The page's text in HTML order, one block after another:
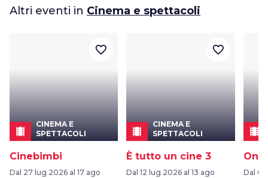
Altri eventi in Cinema e spettacoli
local_movies
CINEMA E
SPETTACOLI
Cinebimbi
Dal 27 lug 2026 al 17 ago
favorite_border
local_movies
CINEMA E
SPETTACOLI
È tutto un cine 3
Dal 12 lug 2026 al 13 ago
favorite_border
local_movies
Dal